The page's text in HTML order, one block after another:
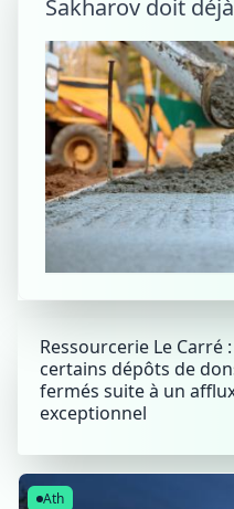
Sakharov doit
Ressourcerie Le Carré :
certains dépôts de
fermés suite à un
exceptionnel
Ath